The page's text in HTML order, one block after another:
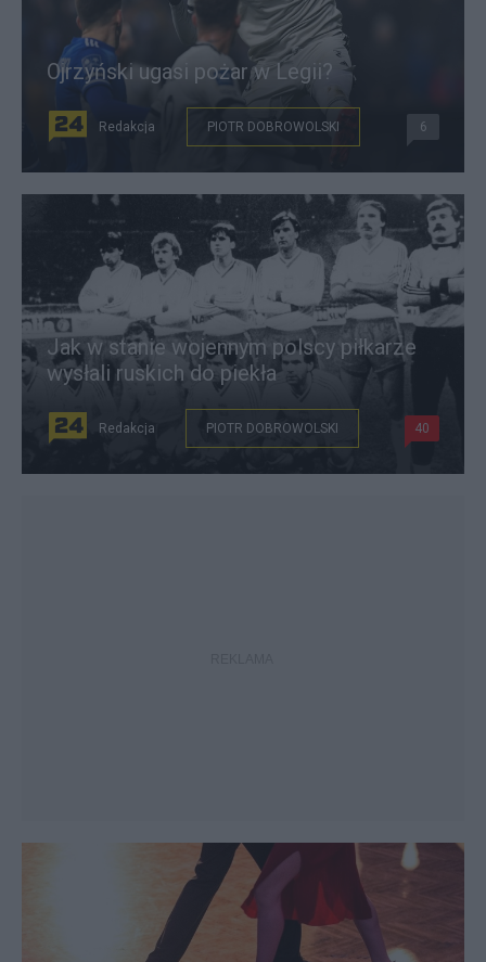
Ojrzyński ugasi pożar w Legii?
Redakcja PIOTR DOBROWOLSKI 6
Jak w stanie wojennym polscy piłkarze
wysłali ruskich do piekła
Redakcja PIOTR DOBROWOLSKI 40